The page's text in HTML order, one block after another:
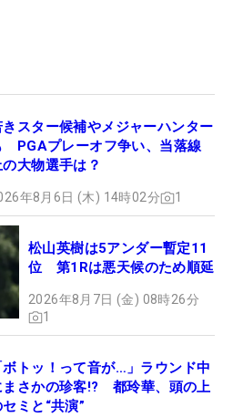
きスター候補やメジャーハンター
PGAプレーオフ争い、当落線
の大物選手は？
年8月6日 (木) 14時02分 1
松山英樹は5アンダー暫定11
位 第1Rは悪天候のため順延
2026年8月7日 (金) 08時26分
1
ボトッ！って音が…」ラウンド中
まさかの珍客!? 都玲華、頭の上
ミと“共演”